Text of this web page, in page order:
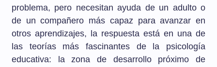
problema, pero necesitan ayuda de un adulto o
de un compañero más capaz para avanzar en
otros aprendizajes, la respuesta está en una de
las teorías más fascinantes de la psicología
educativa: la zona de desarrollo próximo de